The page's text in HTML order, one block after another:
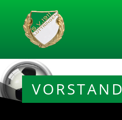
Zum Inhalt springen
VORSTAND